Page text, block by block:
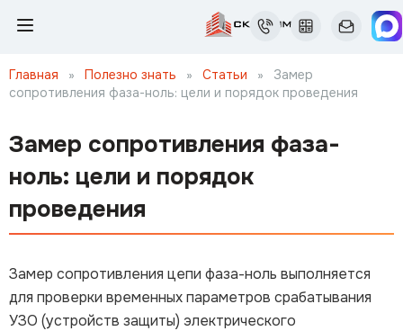
Главная » Полезно знать » Статьи »
Замер
сопротивления фаза-ноль: цели и порядок проведения
Замер сопротивления фаза-
ноль: цели и порядок
проведения
Замер сопротивления цепи фаза-ноль выполняется
для проверки временных параметров срабатывания
УЗО (устройств защиты) электрического